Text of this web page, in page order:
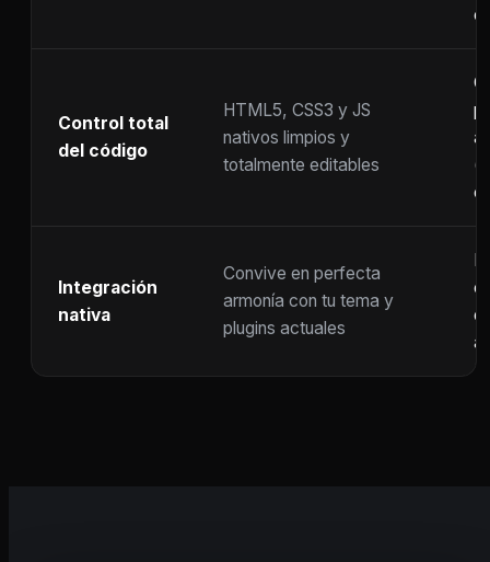
Control total
del código
HTML5, CSS3 y JS
nativos limpios y
totalmente editables
Integración
nativa
Convive en perfecta
armonía con tu tema y
plugins actuales